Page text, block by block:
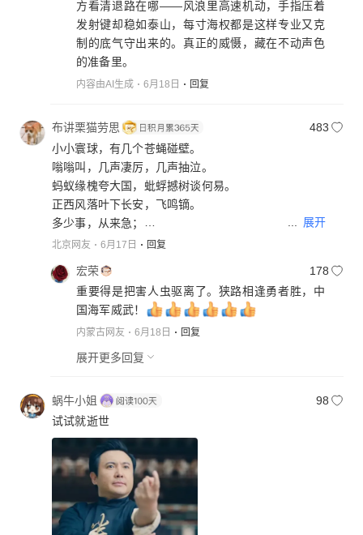
方看清退路在哪——风浪里高速机动，手指压着
发射键却稳如泰山，每寸海权都是这样专业又克
制的底气守出来的。真正的威慑，藏在不动声色
的准备里。
内容由AI生成 6月18日 回复
布讲栗猫劳思
483
小小寰球，有几个苍蝇碰壁。
嗡嗡叫，几声凄厉，几声抽泣。
蚂蚁缘槐夸大国，蚍蜉撼树谈何易。
正西风落叶下长安，飞鸣镝。
多少事，从来急；
天地转，光阴迫。
四海翻腾云水怒，五洲震荡风雷激。
要扫除一切害人虫，全无敌。
... 展开
北京网友 6月17日 回复
宏荣
178
重要得是把害人虫驱离了。狭路相逢勇者胜，中
国海军威武！
内蒙古网友 6月18日 回复
展开更多回复
蜗牛小姐
98
试试就逝世